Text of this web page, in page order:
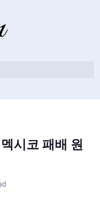
시코 패배 원